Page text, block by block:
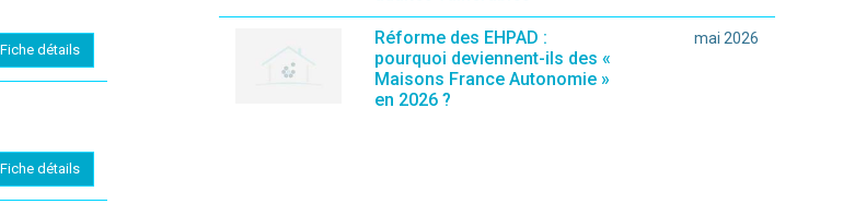
Fiche détails
Fiche détails
Réforme des EHPAD :
pourquoi deviennent-ils des «
Maisons France Autonomie »
en 2026 ?
mai 2026